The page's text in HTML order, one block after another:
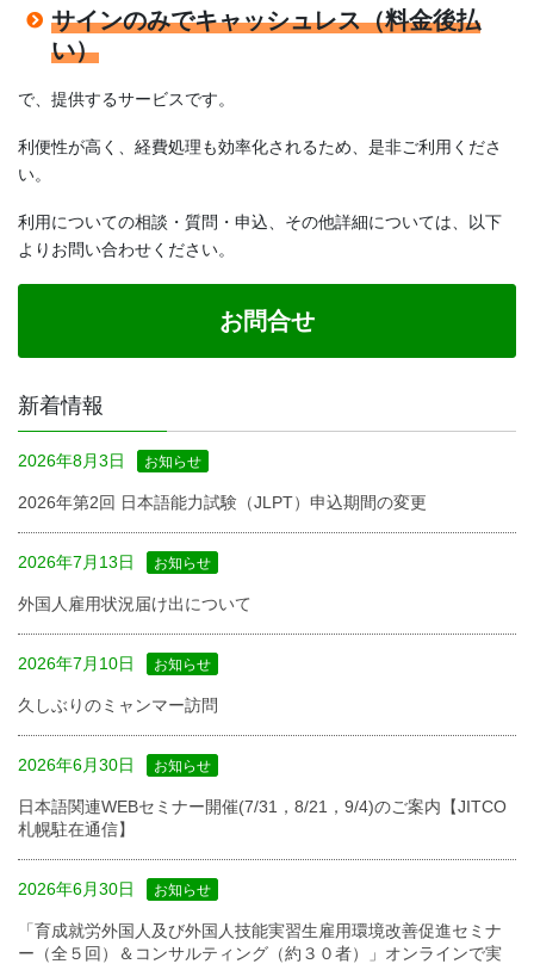
サインのみでキャッシュレス（料金後払
い）
で、提供するサービスです。
利便性が高く、経費処理も効率化されるため、是非ご利用くださ
い。
利用についての相談・質問・申込、その他詳細については、以下
よりお問い合わせください。
お問合せ
新着情報
2026年8月3日 お知らせ
2026年第2回 日本語能力試験（JLPT）申込期間の変更
2026年7月13日 お知らせ
外国人雇用状況届け出について
2026年7月10日 お知らせ
久しぶりのミャンマー訪問
2026年6月30日 お知らせ
日本語関連WEBセミナー開催(7/31，8/21，9/4)のご案内【JITCO
札幌駐在通信】
2026年6月30日 お知らせ
「育成就労外国人及び外国人技能実習生雇用環境改善促進セミナ
ー（全５回）＆コンサルティング（約３０者）」オンラインで実